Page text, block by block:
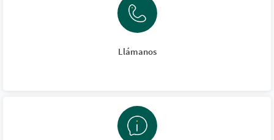
Llámanos